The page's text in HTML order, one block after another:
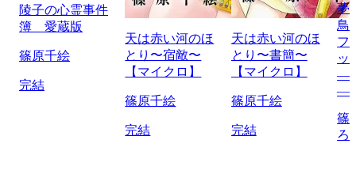
陵子の心霊事件
簿 愛蔵版
篠原千絵
完結
天は赤い河のほ
とり〜宿敵〜
【マイクロ】
篠原千絵
完結
天は赤い河のほ
とり〜書簡〜
【マイクロ】
篠原千絵
完結
夢
鳥
フ
ッ
―
―
篠
ろ